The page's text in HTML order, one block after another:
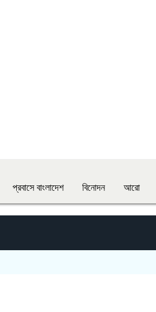
প্রবাসে বাংলাদেশ বিনোদন আরো